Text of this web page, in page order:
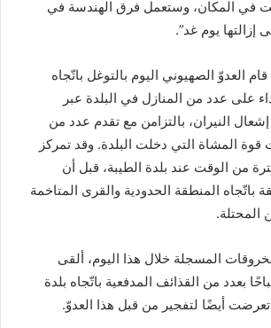
في المكان، وستعمل فرق الهندسة في
إزالتها يوم غد”.
العدوّ الصهيوني اليوم بالتوغل باتّجاه
على عدد من المنازل في البلدة عبر
النيران، بالتزامن مع تقدم عدد من
قوة المشاة التي دخلت البلدة. وقد تمركز
من الوقت عند بلدة الطيبة، قبل أن
المنطقة الحدودية والقرى المتاخمة
المحتلة.
المسجلة خلال هذا اليوم، ألقى
بعدد من القذائف المدفعية باتّجاه بلدة
أيضًا لتفجير من قبل هذا العدوّ.